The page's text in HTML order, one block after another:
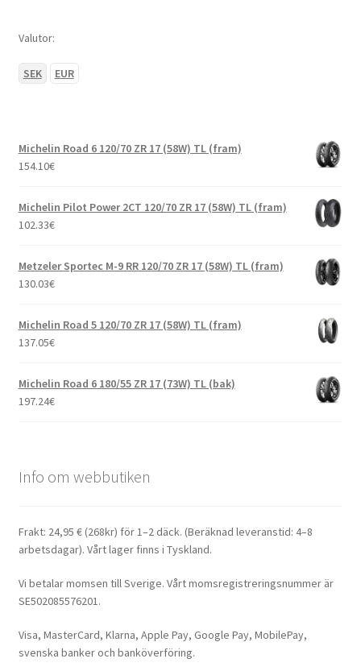
Valutor:
SEK EUR
Michelin Road 6 120/70 ZR 17 (58W) TL (fram)
154.10€
Michelin Pilot Power 2CT 120/70 ZR 17 (58W) TL (fram)
102.33€
Metzeler Sportec M-9 RR 120/70 ZR 17 (58W) TL (fram)
130.03€
Michelin Road 5 120/70 ZR 17 (58W) TL (fram)
137.05€
Michelin Road 6 180/55 ZR 17 (73W) TL (bak)
197.24€
Info om webbutiken
Frakt: 24,95 € (268kr) för 1–2 däck. (Beräknad leveranstid: 4–8
arbetsdagar). Vårt lager finns i Tyskland.
Vi betalar momsen till Sverige. Vårt momsregistreringsnummer är
SE502085576201.
Visa, MasterCard, Klarna, Apple Pay, Google Pay, MobilePay,
svenska banker och banköverföring.